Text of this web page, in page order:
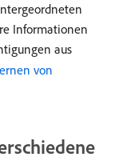
Informationen
aus
von